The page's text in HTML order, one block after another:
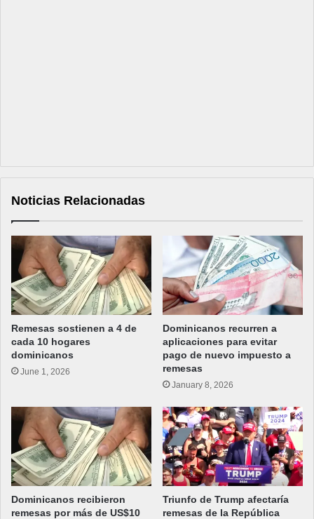
Noticias Relacionadas
Remesas sostienen a 4 de
cada 10 hogares
dominicanos
June 1, 2026
Dominicanos recurren a
aplicaciones para evitar
pago de nuevo impuesto a
remesas
January 8, 2026
Dominicanos recibieron
remesas por más de US$10
Triunfo de Trump afectaría
remesas de la República